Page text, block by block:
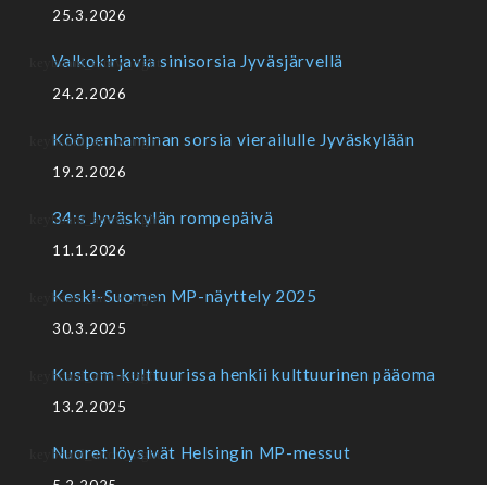
25.3.2026
Valkokirjavia sinisorsia Jyväsjärvellä
24.2.2026
Kööpenhaminan sorsia vierailulle Jyväskylään
19.2.2026
34:s Jyväskylän rompepäivä
11.1.2026
Keski-Suomen MP-näyttely 2025
30.3.2025
Kustom-kulttuurissa henkii kulttuurinen pääoma
13.2.2025
Nuoret löysivät Helsingin MP-messut